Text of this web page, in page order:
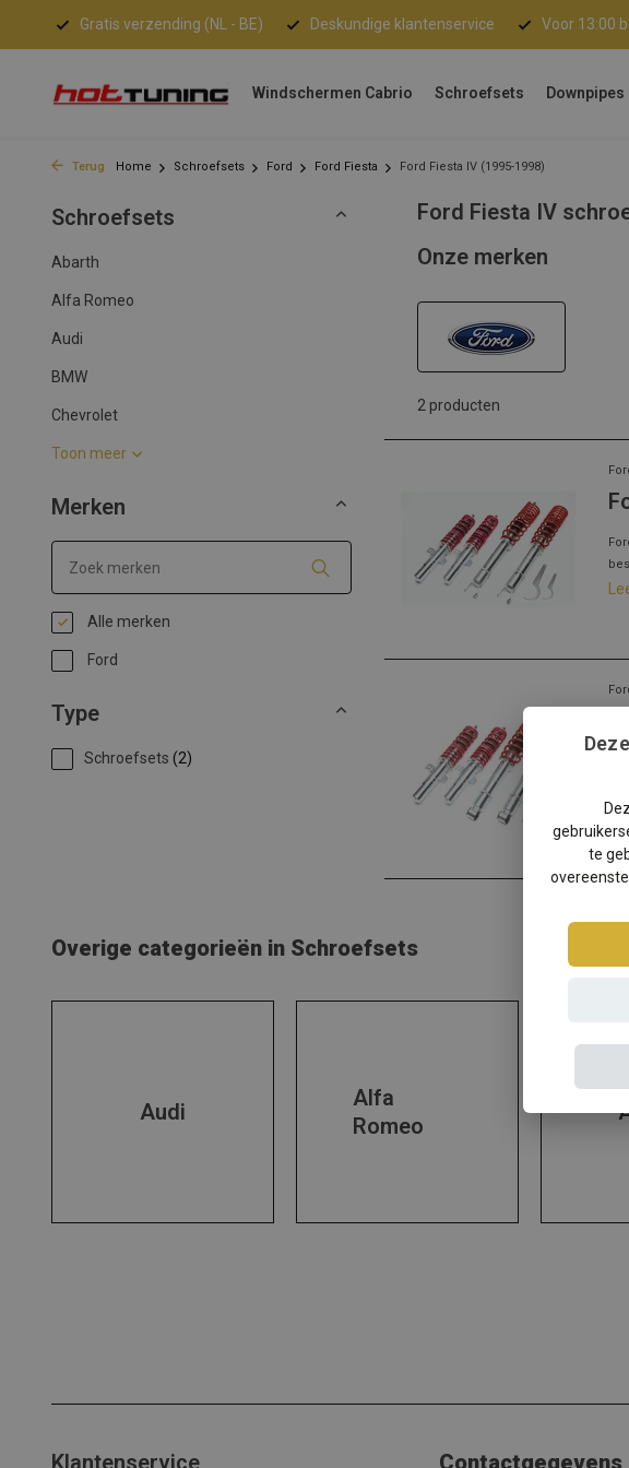
Gratis verzending (NL - BE) Deskundige klantenservice Voor 13:00
Windschermen Cabrio Schroefsets Downpipes
Terug Home Schroefsets Ford Ford Fiesta Ford Fiesta IV (1995-1998)
Schroefsets
Abarth
Alfa Romeo
Audi
BMW
Chevrolet
Toon meer
Merken
Alle merken
Ford
Type
Schroefsets (2)
Ford Fiesta IV
Onze merken
2 producten
Overige categorieën in Schroefsets
Audi
Alfa
Romeo
Klantenservice Contactgegevens
te